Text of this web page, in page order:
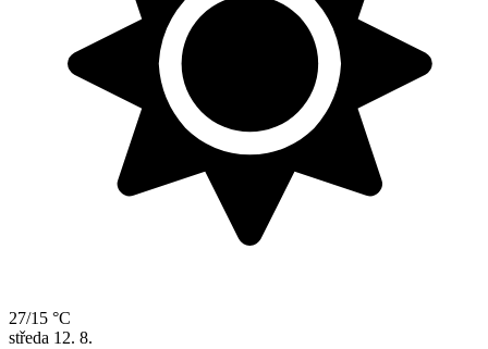
27/15 °C
středa 12. 8.